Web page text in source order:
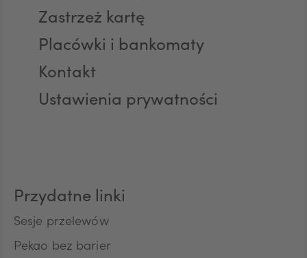
CZK
DKK
Zastrzeż kartę
Placówki i bankomaty
Kontakt
Ustawienia prywatności
Przydatne linki
Sesje przelewów
Pekao bez barier